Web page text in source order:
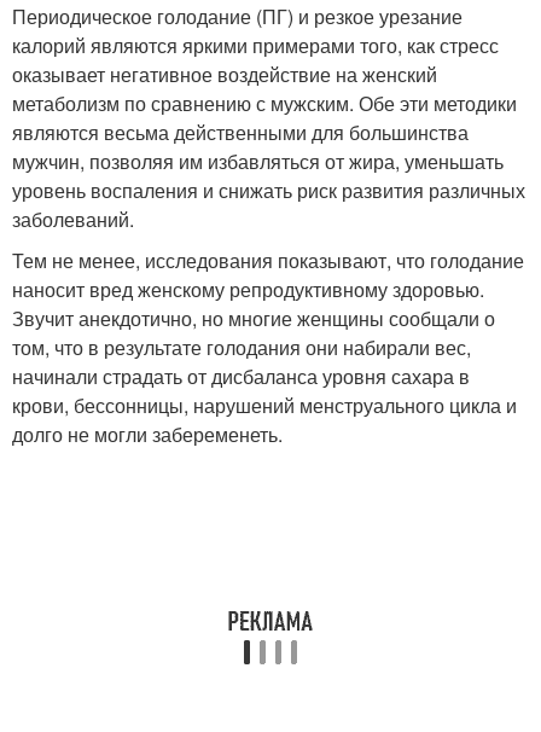
Периодическое голодание (ПГ) и резкое урезание
калорий являются яркими примерами того, как стресс
оказывает негативное воздействие на женский
метаболизм по сравнению с мужским. Обе эти методики
являются весьма действенными для большинства
мужчин, позволяя им избавляться от жира, уменьшать
уровень воспаления и снижать риск развития различных
заболеваний.
Тем не менее, исследования показывают, что голодание
наносит вред женскому репродуктивному здоровью.
Звучит анекдотично, но многие женщины сообщали о
том, что в результате голодания они набирали вес,
начинали страдать от дисбаланса уровня сахара в
крови, бессонницы, нарушений менструального цикла и
долго не могли забеременеть.